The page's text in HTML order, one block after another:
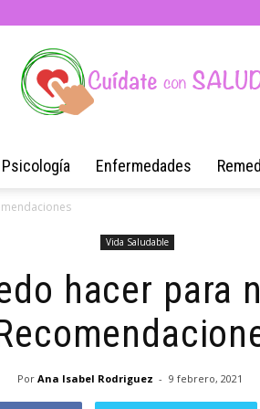
de
Psicología Enfermedades
Vida Saludable
hacer para
Por Ana Isabel Rodriguez - 9 febrero, 2021